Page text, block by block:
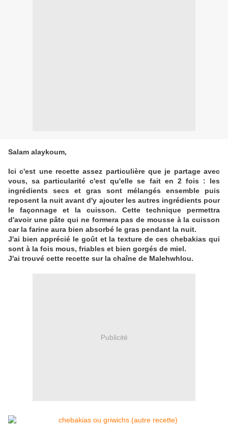
Salam alaykoum,
Ici c'est une recette assez particulière que je partage avec
vous, sa particularité c'est qu'elle se fait en 2 fois : les
ingrédients secs et gras sont mélangés ensemble puis
reposent la nuit avant d'y ajouter les autres ingrédients pour
le façonnage et la cuisson.
Cette technique permettra
d'avoir une pâte qui ne formera pas de mousse à la cuisson
car la farine aura bien absorbé le gras pendant la nuit.
J'ai bien apprécié le goût et la texture de ces chebakias qui
sont à la fois mous, friables et bien gorgés de miel.
J'ai trouvé cette recette sur la chaîne de Malehwhlou.
Publicité